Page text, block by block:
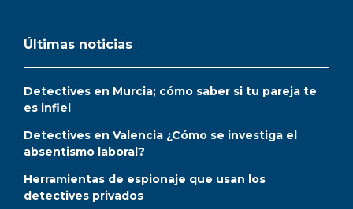
Últimas noticias
Detectives en Murcia; cómo saber si tu pareja te
es infiel
Detectives en Valencia ¿Cómo se investiga el
absentismo laboral?
Herramientas de espionaje que usan los
detectives privados